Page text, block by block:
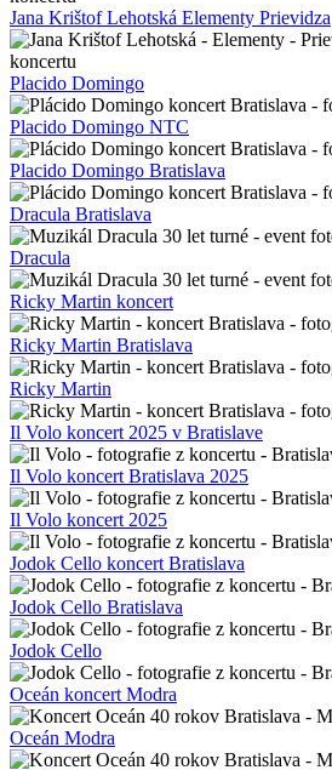
Jana Krištof Lehotská Elementy Prievidza
Placido Domingo
Placido Domingo NTC
Placido Domingo Bratislava
Dracula Bratislava
Dracula
Ricky Martin koncert
Ricky Martin Bratislava
Ricky Martin
Il Volo koncert 2025 v Bratislave
Il Volo koncert Bratislava 2025
Il Volo koncert 2025
Jodok Cello koncert Bratislava
Jodok Cello Bratislava
Jodok Cello
Oceán koncert Modra
Oceán Modra